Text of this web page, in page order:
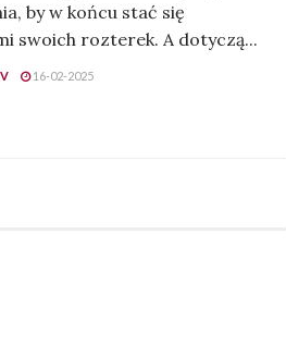
by w końcu stać się
swoich rozterek. A dotyczą...
16-02-2025